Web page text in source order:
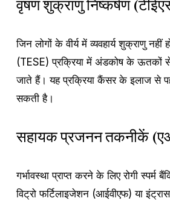
वृषण शुक्राणु निष्कर्षण
जिन लोगों के वीर्य में व्यवहार्य शुक्राणु
(TESE) प्रक्रिया में अंडकोष के ऊतकों
जाते हैं। यह प्रक्रिया कैंसर के इलाज से
सकती है।
सहायक प्रजनन तकनीकें
गर्भावस्था प्राप्त करने के लिए रोगी स्पर्म
विट्रो फर्टिलाइजेशन (आईवीएफ) या